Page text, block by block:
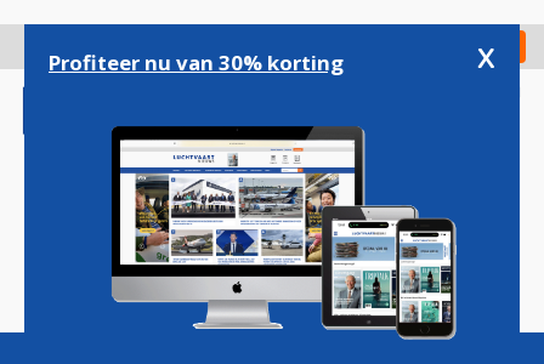
gaan
Check in
Magazine Podcasts Vacatures
Profiteer nu van 30% korting x